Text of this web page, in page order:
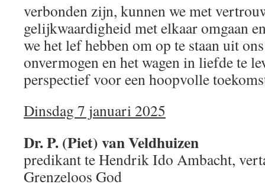
verbonden zijn, kunnen we met
gelijkwaardigheid met elkaar omgaan
we het lef hebben om op te staan uit
onvermogen en het wagen in liefde te
perspectief voor een hoopvolle
Dinsdag 7 januari 2025
Dr. P. (Piet) van Veldhuizen
predikant te Hendrik Ido Ambacht,
Grenzeloos God